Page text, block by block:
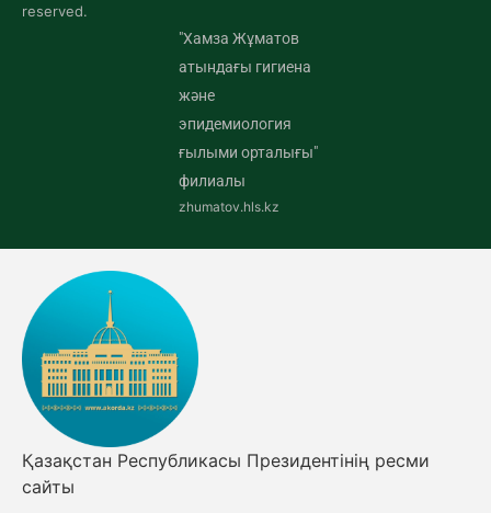
reserved.
"Хамза Жұматов
атындағы гигиена
және
эпидемиология
ғылыми орталығы"
филиалы
zhumatov.hls.kz
Қазақстан Республикасы Президентінің ресми
сайты